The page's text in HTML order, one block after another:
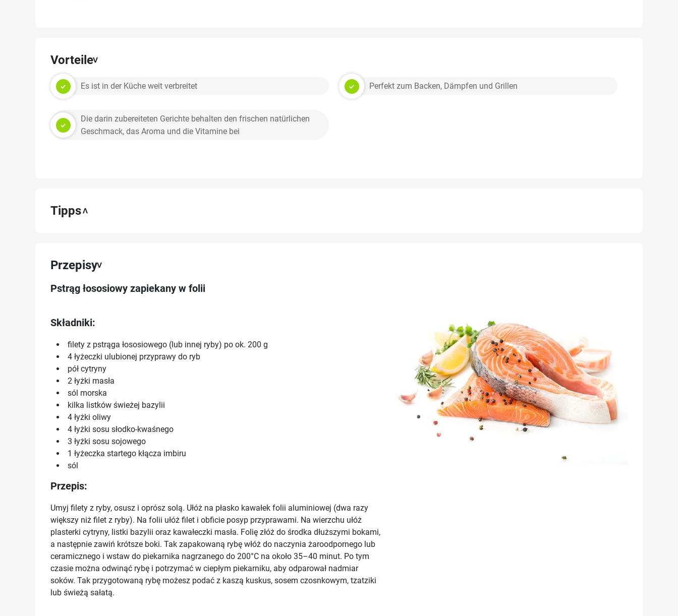
Vorteile
Es ist in der Küche weit verbreitet Perfekt zum Backen, Dämpfen und Grillen
Die darin zubereiteten Gerichte behalten den frischen natürlichen
Geschmack, das Aroma und die Vitamine bei
Tipps
Przepisy
Pstrąg łososiowy zapiekany w folii
Składniki:
filety z pstrąga łososiowego (lub innej ryby) po ok. 200 g
4 łyżeczki ulubionej przyprawy do ryb
pół cytryny
2 łyżki masła
sól morska
kilka listków świeżej bazylii
4 łyżki oliwy
4 łyżki sosu słodko-kwaśnego
3 łyżki sosu sojowego
1 łyżeczka startego kłącza imbiru
sól
Przepis:
Umyj filety z ryby, osusz i oprósz solą. Ułóż na płasko kawałek folii aluminiowej (dwa razy
większy niż filet z ryby). Na folii ułóż filet i obficie posyp przyprawami. Na wierzchu ułóż
plasterki cytryny, listki bazylii oraz kawałeczki masła. Folię złóż do środka dłuższymi bokami,
a następnie zawiń krótsze boki. Tak zapakowaną rybę włóż do naczynia żaroodpornego lub
ceramicznego i wstaw do piekarnika nagrzanego do 200°C na około 35–40 minut. Po tym
czasie można odwinąć rybę i potrzymać w ciepłym piekarniku, aby odparował nadmiar
soków. Tak przygotowaną rybę możesz podać z kaszą kuskus, sosem czosnkowym, tzatziki
lub świeżą sałatą.